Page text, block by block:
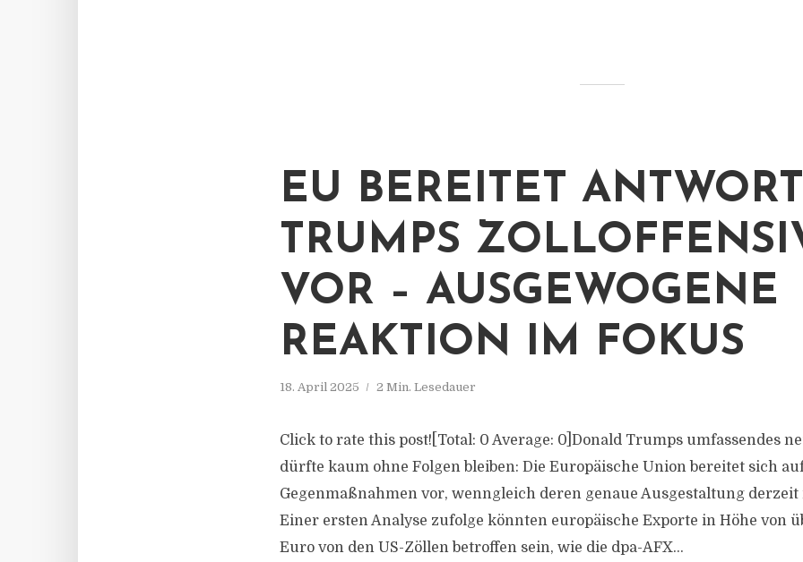
EU BEREITET
TRUMPS
VOR – AUSGEWOGENE
REAKTION IM FOKUS
18. April 2025 2 Min. Lesedauer
Click to rate this post![Total: 0 Average: 0]Donald Trumps umfassendes
dürfte kaum ohne Folgen bleiben: Die Europäische Union bereitet sich
Gegenmaßnahmen vor, wenngleich deren genaue Ausgestaltung derzeit
Einer ersten Analyse zufolge könnten europäische Exporte in Höhe von
Euro von den US-Zöllen betroffen sein, wie die dpa-AFX...